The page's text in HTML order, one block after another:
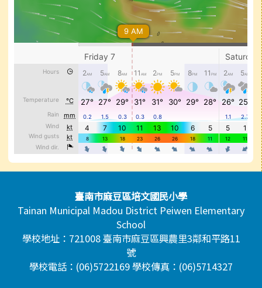
頁尾區域內容臺南市麻豆區培文國民小學
Tainan Municipal Madou District Peiwen Elementary
School
學校地址：721008 臺南市麻豆區興農里3鄰和平路11
號
學校電話：(06)5722169 學校傳真：(06)5714327